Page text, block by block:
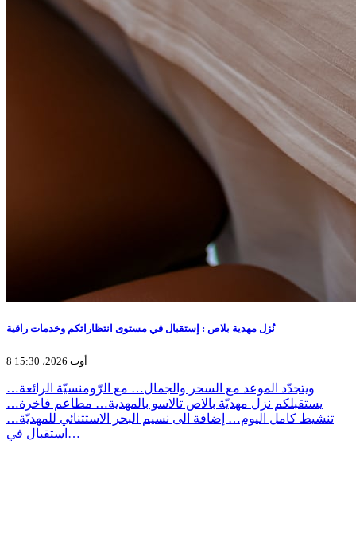
نُزل مهدية بلاص : إستقبال في مستوى انتظاراتكم وخدمات راقية
8 أوت 2026، 15:30
ويتجدّد الموعد مع السحر والجمال… مع الرّومنسيّة الرائعة…
يستقبلكم نزل مهديّة بالاص تالاسو بالمهدية… مطاعم فاخرة…
تنشيط كامل اليوم… إضافة الى نسيم البحر الاستثنائي للمهديّة…
استقبال في…